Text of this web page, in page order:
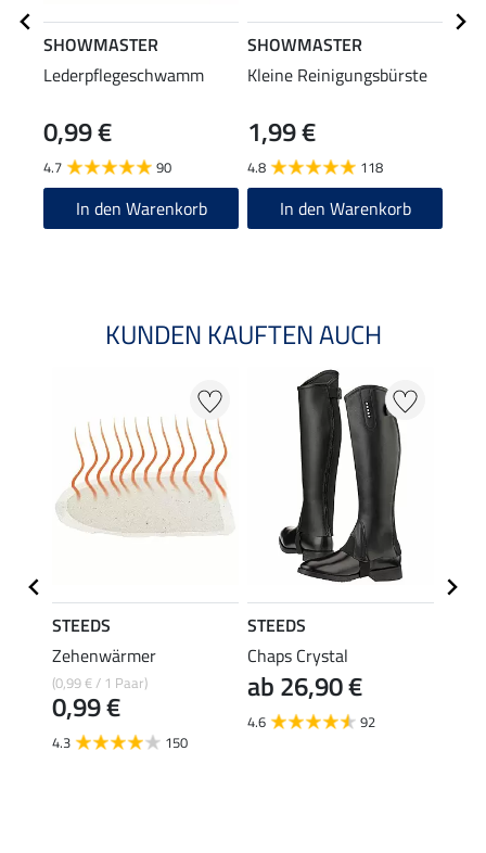
SHOWMASTER
Lederpflegeschwamm
0,99 €
4.7 90
In den Warenkorb
SHOWMASTER
Kleine Reinigungsbürste
1,99 €
4.8 118
In den Warenkorb
KUNDEN KAUFTEN AUCH
STEEDS
Zehenwärmer
(0,99 € / 1 Paar)
0,99 €
4.3 150
STEEDS
Chaps Crystal
ab 26,90 €
4.6 92